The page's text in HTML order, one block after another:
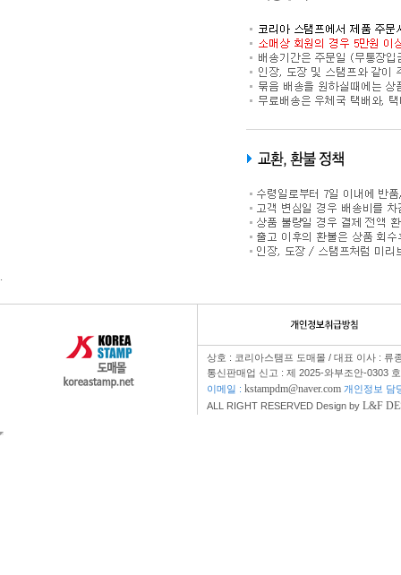
.
상호 : 코리아스탬프 도매몰 / 대표 이사 : 류
통신판매업 신고 : 제 2025-와부조안-0303
이메일 : kstampdm@naver.com 개인정보 담
ALL RIGHT RESERVED Design by L&F